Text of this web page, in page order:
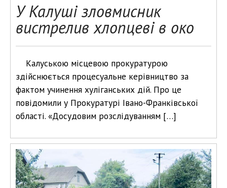
У Калуші зловмисник
вистрелив хлопцеві в око
Калуською місцевою прокуратурою
здійснюється процесуальне керівництво за
фактом учинення хуліганських дій. Про це
повідомили у Прокуратурі Івано-Франківської
області. «Досудовим розслідуванням […]